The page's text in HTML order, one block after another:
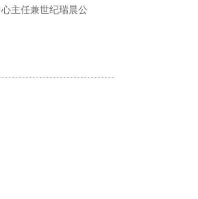
主任兼世纪瑞晨公